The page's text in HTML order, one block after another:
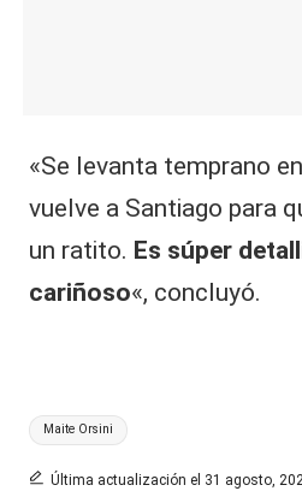
«Se levanta temprano
vuelve a Santiago para
un ratito. Es súper
cariñoso«, concluyó.
Etiquetas:
Maite Orsini
Última actualización el 31 agosto,